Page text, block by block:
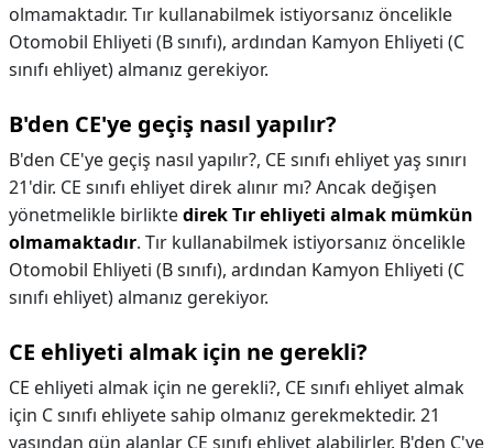
olmamaktadır. Tır kullanabilmek istiyorsanız öncelikle
Otomobil Ehliyeti (B sınıfı), ardından Kamyon Ehliyeti (C
sınıfı ehliyet) almanız gerekiyor.
B'den CE'ye geçiş nasıl yapılır?
B'den CE'ye geçiş nasıl yapılır?, CE sınıfı ehliyet yaş sınırı
21'dir. CE sınıfı ehliyet direk alınır mı? Ancak değişen
yönetmelikle birliktedirek Tır ehliyeti almak mümkün
olmamaktadır. Tır kullanabilmek istiyorsanız öncelikle
Otomobil Ehliyeti (B sınıfı), ardından Kamyon Ehliyeti (C
sınıfı ehliyet) almanız gerekiyor.
CE ehliyeti almak için ne gerekli?
CE ehliyeti almak için ne gerekli?, CE sınıfı ehliyet almak
için C sınıfı ehliyete sahip olmanız gerekmektedir. 21
yaşından gün alanlar CE sınıfı ehliyet alabilirler. B'den C'ye